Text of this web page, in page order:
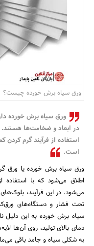
ورق سیاه برش خورده چیست؟
ورق سیاه برش خورده
در ابعاد و ضخامت‌ها هستند.
است.
می‌شود. در این فرآیند،
تحت فشار و دستگاه‌های
سیاه برش خورده به این دلیل
دمای بالای تولید، روی آن‌ها
به شکلی سیاه و جامد باقی